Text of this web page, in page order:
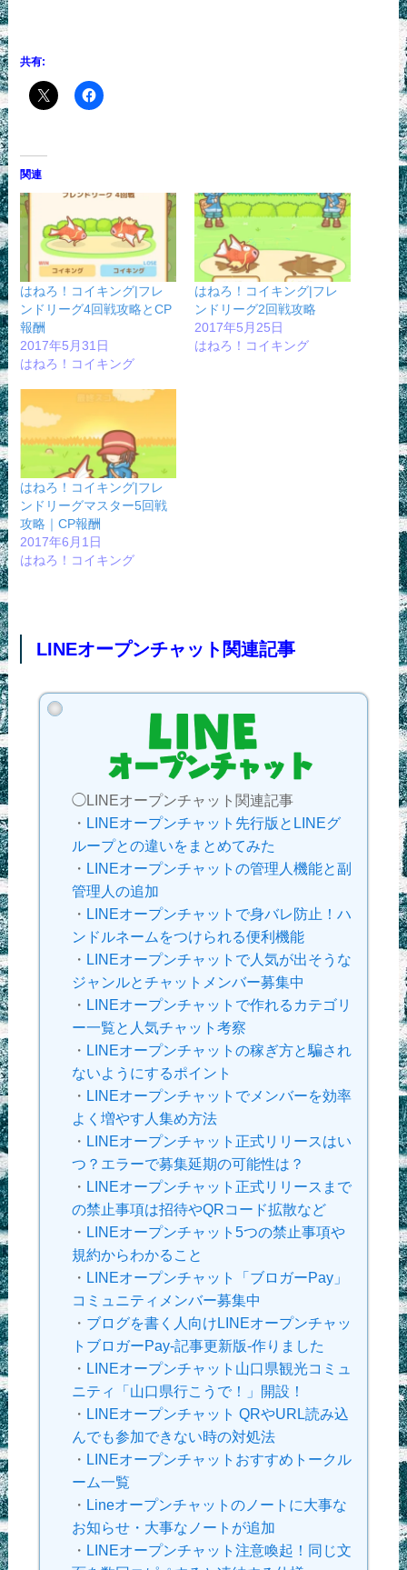
共有:
関連
はねろ！コイキング|フレ
ンドリーグ4回戦攻略とCP
報酬
2017年5月31日
はねろ！コイキング
はねろ！コイキング|フレ
ンドリーグ2回戦攻略
2017年5月25日
はねろ！コイキング
はねろ！コイキング|フレ
ンドリーグマスター5回戦
攻略｜CP報酬
2017年6月1日
はねろ！コイキング
LINEオープンチャット関連記事
◯LINEオープンチャット関連記事
・ LINEオープンチャット先行版とLINEグ
ループとの違いをまとめてみた
・ LINEオープンチャットの管理人機能と副
管理人の追加
・ LINEオープンチャットで身バレ防止！ハ
ンドルネームをつけられる便利機能
・ LINEオープンチャットで人気が出そうな
ジャンルとチャットメンバー募集中
・ LINEオープンチャットで作れるカテゴリ
ー一覧と人気チャット考察
・ LINEオープンチャットの稼ぎ方と騙され
ないようにするポイント
・ LINEオープンチャットでメンバーを効率
よく増やす人集め方法
・ LINEオープンチャット正式リリースはい
つ？エラーで募集延期の可能性は？
・ LINEオープンチャット正式リリースまで
の禁止事項は招待やQRコード拡散など
・ LINEオープンチャット5つの禁止事項や
規約からわかること
・ LINEオープンチャット「ブロガーPay」
コミュニティメンバー募集中
・ ブログを書く人向けLINEオープンチャッ
トブロガーPay-記事更新版-作りました
・ LINEオープンチャット山口県観光コミュ
ニティ「山口県行こうで！」開設！
・ LINEオープンチャット QRやURL読み込
んでも参加できない時の対処法
・ LINEオープンチャットおすすめトークル
ーム一覧
・ Lineオープンチャットのノートに大事な
お知らせ・大事なノートが追加
・ LINEオープンチャット注意喚起！同じ文